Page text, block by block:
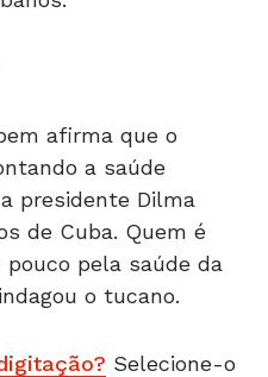
afirma que o
a saúde
presidente Dilma
de Cuba. Quem é
pela saúde da
o tucano.
Selecione-o